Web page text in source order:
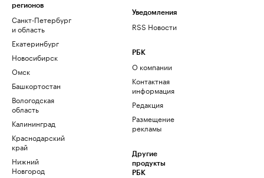
регионов
Санкт-Петербург
и область
Екатеринбург
Новосибирск
Омск
Башкортостан
Вологодская
область
Калининград
Краснодарский
край
Нижний
Новгород
Уведомления
RSS Новости
РБК
О компании
Контактная
информация
Редакция
Размещение
рекламы
Другие
продукты
РБК